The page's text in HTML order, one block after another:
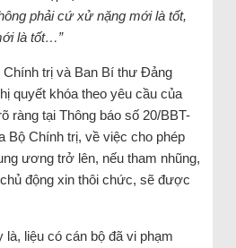
phải cứ xử nặng mới là tốt,
là tốt…”
trị và Ban Bí thư Đảng
quyết khóa theo yêu cầu của
ràng tại Thông báo số 20/BBT-
Bộ Chính trị, về việc cho phép
ương trở lên, nếu tham nhũng,
động xin thôi chức, sẽ được
là, liệu có cán bộ đã vi phạm